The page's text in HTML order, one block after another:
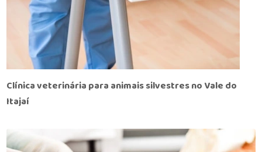
Clínica veterinária para animais silvestres no Vale do
Itajaí